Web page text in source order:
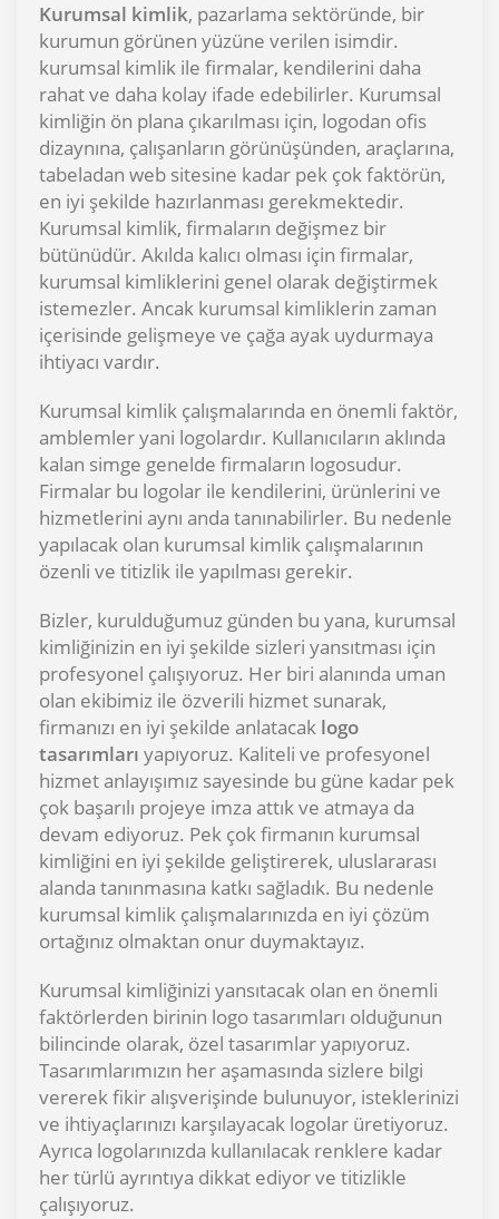
Kurumsal kimlik, pazarlama sektöründe, bir
kurumun görünen yüzüne verilen isimdir.
kurumsal kimlik ile firmalar, kendilerini daha
rahat ve daha kolay ifade edebilirler. Kurumsal
kimliğin ön plana çıkarılması için, logodan ofis
dizaynına, çalışanların görünüşünden, araçlarına,
tabeladan web sitesine kadar pek çok faktörün,
en iyi şekilde hazırlanması gerekmektedir.
Kurumsal kimlik, firmaların değişmez bir
bütünüdür. Akılda kalıcı olması için firmalar,
kurumsal kimliklerini genel olarak değiştirmek
istemezler. Ancak kurumsal kimliklerin zaman
içerisinde gelişmeye ve çağa ayak uydurmaya
ihtiyacı vardır.
Kurumsal kimlik çalışmalarında en önemli faktör,
amblemler yani logolardır. Kullanıcıların aklında
kalan simge genelde firmaların logosudur.
Firmalar bu logolar ile kendilerini, ürünlerini ve
hizmetlerini aynı anda tanınabilirler. Bu nedenle
yapılacak olan kurumsal kimlik çalışmalarının
özenli ve titizlik ile yapılması gerekir.
Bizler, kurulduğumuz günden bu yana, kurumsal
kimliğinizin en iyi şekilde sizleri yansıtması için
profesyonel çalışıyoruz. Her biri alanında uman
olan ekibimiz ile özverili hizmet sunarak,
firmanızı en iyi şekilde anlatacak logo
tasarımları yapıyoruz. Kaliteli ve profesyonel
hizmet anlayışımız sayesinde bu güne kadar pek
çok başarılı projeye imza attık ve atmaya da
devam ediyoruz. Pek çok firmanın kurumsal
kimliğini en iyi şekilde geliştirerek, uluslararası
alanda tanınmasına katkı sağladık. Bu nedenle
kurumsal kimlik çalışmalarınızda en iyi çözüm
ortağınız olmaktan onur duymaktayız.
Kurumsal kimliğinizi yansıtacak olan en önemli
faktörlerden birinin logo tasarımları olduğunun
bilincinde olarak, özel tasarımlar yapıyoruz.
Tasarımlarımızın her aşamasında sizlere bilgi
vererek fikir alışverişinde bulunuyor, isteklerinizi
ve ihtiyaçlarınızı karşılayacak logolar üretiyoruz.
Ayrıca logolarınızda kullanılacak renklere kadar
her türlü ayrıntıya dikkat ediyor ve titizlikle
çalışıyoruz.